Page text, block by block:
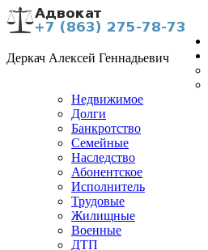
Деркач Алексей Геннадьевич
Недвижимое
Долги
Банкротство
Семейные
Наследство
Абонентское
Исполнитель
Трудовые
Жилищные
Военные
ДТП